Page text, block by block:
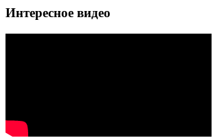
Интересное видео